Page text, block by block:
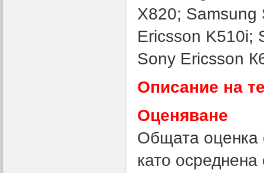
X820; Samsung
Ericsson K510i;
Sony Ericsson
Описание на
Оценяване
Общата оценка
като